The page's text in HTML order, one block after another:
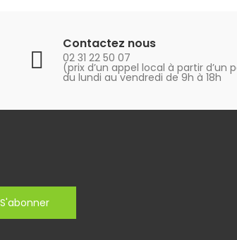
Contactez nous
02 31 22 50 07
(prix d’un appel local à partir d’un
du lundi au vendredi de 9h à 18h
S'abonner